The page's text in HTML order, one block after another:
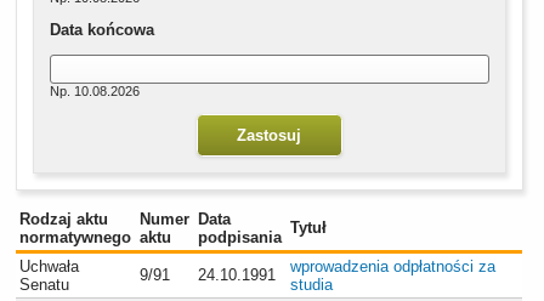
Data końcowa
Np. 10.08.2026
Rodzaj aktu
normatywnego
Numer
aktu
Data
podpisania
Tytuł
Uchwała
Senatu
9/91 24.10.1991
wprowadzenia odpłatności za
studia